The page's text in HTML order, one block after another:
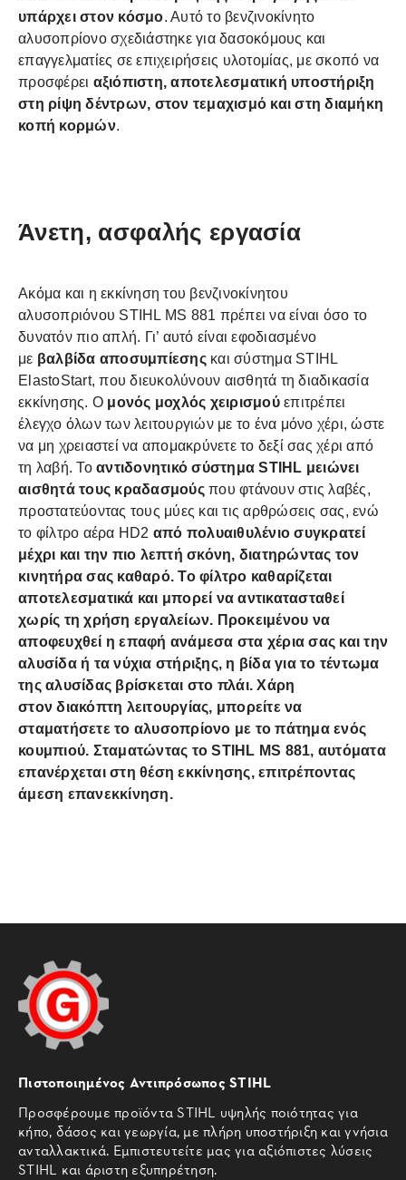
υπάρχει στον κόσμο. Αυτό το βενζινοκίνητο
αλυσοπρίονο σχεδιάστηκε για δασοκόμους και
επαγγελματίες σε επιχειρήσεις υλοτομίας, με σκοπό να
προσφέρει αξιόπιστη, αποτελεσματική υποστήριξη
στη ρίψη δέντρων, στον τεμαχισμό και στη διαμήκη
κοπή κορμών.
Άνετη, ασφαλής εργασία
Ακόμα και η εκκίνηση του βενζινοκίνητου
αλυσοπριόνου STIHL MS 881 πρέπει να είναι όσο το
δυνατόν πιο απλή. Γι’ αυτό είναι εφοδιασμένο
με βαλβίδα αποσυμπίεσης και σύστημα STIHL
ElastoStart, που διευκολύνουν αισθητά τη διαδικασία
εκκίνησης. Ο μονός μοχλός χειρισμού επιτρέπει
έλεγχο όλων των λειτουργιών με το ένα μόνο χέρι, ώστε
να μη χρειαστεί να απομακρύνετε το δεξί σας χέρι από
τη λαβή. Το αντιδονητικό σύστημα STIHL μειώνει
αισθητά τους κραδασμούς που φτάνουν στις λαβές,
προστατεύοντας τους μύες και τις αρθρώσεις σας, ενώ
το φίλτρο αέρα HD2 από πολυαιθυλένιο συγκρατεί
μέχρι και την πιο λεπτή σκόνη, διατηρώντας τον
κινητήρα σας καθαρό. Το φίλτρο καθαρίζεται
αποτελεσματικά και μπορεί να αντικατασταθεί
χωρίς τη χρήση εργαλείων. Προκειμένου να
αποφευχθεί η επαφή ανάμεσα στα χέρια σας και την
αλυσίδα ή τα νύχια στήριξης, η βίδα για το τέντωμα
της αλυσίδας βρίσκεται στο πλάι. Χάρη
στον διακόπτη λειτουργίας, μπορείτε να
σταματήσετε το αλυσοπρίονο με το πάτημα ενός
κουμπιού. Σταματώντας το STIHL MS 881, αυτόματα
επανέρχεται στη θέση εκκίνησης, επιτρέποντας
άμεση επανεκκίνηση.
Πιστοποιημένος Αντιπρόσωπος STIHL
Προσφέρουμε προϊόντα STIHL υψηλής ποιότητας για
κήπο, δάσος και γεωργία, με πλήρη υποστήριξη και γνήσια
ανταλλακτικά. Εμπιστευτείτε μας για αξιόπιστες λύσεις
STIHL και άριστη εξυπηρέτηση.